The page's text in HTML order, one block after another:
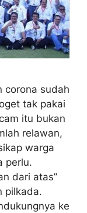
corona sudah
tak pakai
itu bukan
relawan,
warga
perlu.
dari atas”
pilkada.
ke